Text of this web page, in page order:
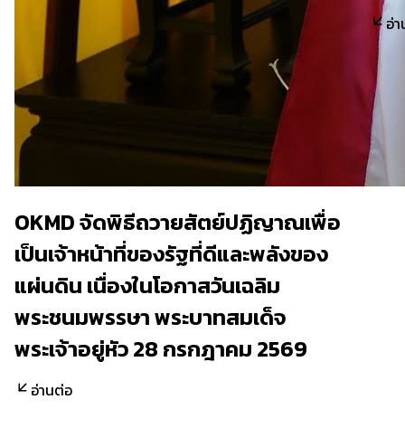
OKMD จัดพิธีถวายสัตย์ปฏิญาณเพื่อ
เป็นเจ้าหน้าที่ของรัฐที่ดีและพลังของ
แผ่นดิน เนื่องในโอกาสวันเฉลิม
พระชนมพรรษา พระบาทสมเด็จ
พระเจ้าอยู่หัว 28 กรกฎาคม 2569
อ่านต่อ
อ่